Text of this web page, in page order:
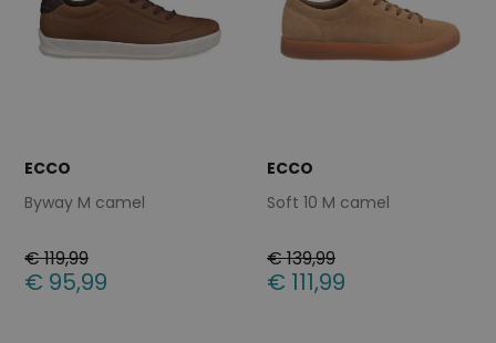
ECCO
Byway M camel
€ 119,99
€ 95,99
ECCO
Soft 10 M camel
€ 139,99
€ 111,99